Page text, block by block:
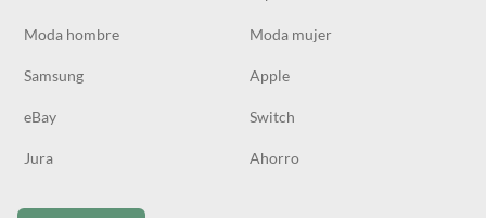
Moda hombre Moda mujer
Samsung Apple
eBay Switch
Jura Ahorro